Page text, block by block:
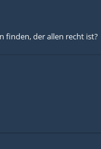
finden, der allen recht ist?